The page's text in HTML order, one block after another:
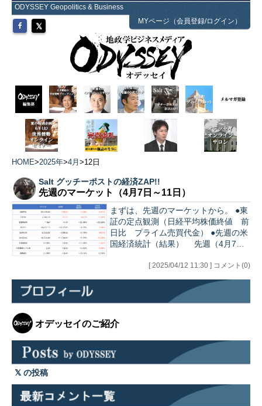
ODYSSEY Geopolitics & Business
MYページ（会員登録/ログイン）
HOME>2025年>4月 >12日
Salt グッチーポストの経済ZAP!!
先週のマーケット（4月7日～11日）
まずは、先週のマーケットから。 ●東
証の定点観測（日経平均株価終値 前
日比 プライム売買代金） ●先週の米
国経済統計（結果） 先週（4月7日
[ 2025/04/12 11:30 ] コメント(0)
オデッセイのご紹介
の投稿